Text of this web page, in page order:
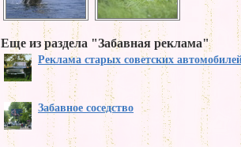
Еще из раздела "Забавная реклама"
Реклама старых советских
Забавное соседство